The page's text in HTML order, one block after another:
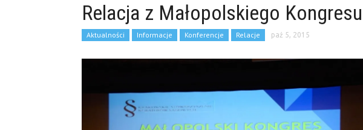
Relacja z Małopolskiego
Aktualności Informacje Konferencje Relacje paź 5, 2015